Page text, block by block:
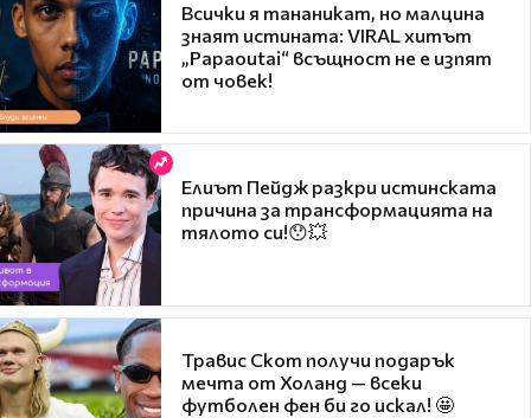
Всички я тананикат, но малцина
знаят истината: VIRAL хитът
„Papaoutai“ всъщност не е изпят
от човек!
Елиът Пейдж разкри истинската
причина за трансформацията на
тялото си!😯💥
Травис Скот получи подарък
мечта от Холанд — всеки
футболен фен би го искал! 🤩